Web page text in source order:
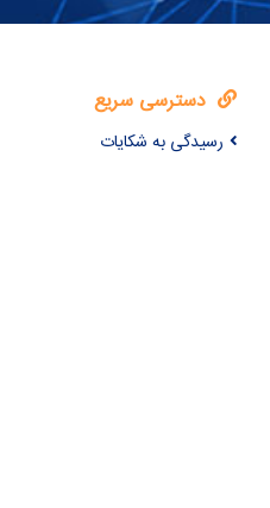
دسترسی سریع
رسیدگی به شکایات